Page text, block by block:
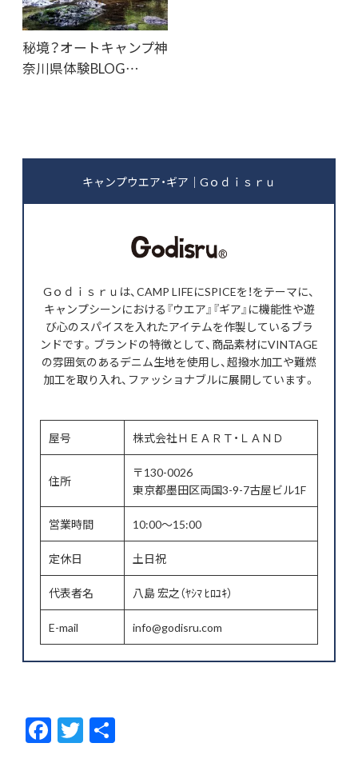
秘境？オートキャンプ神
奈川県体験BLOG…
キャンプウエア・ギア｜Gｏｄｉｓｒｕ
Gｏｄｉｓｒｕは、CAMP LIFEにSPICEを！をテーマに、
キャンプシーンにおける『ウエア』『ギア』に機能性や遊
び心のスパイスを入れたアイテムを作製しているブラ
ンドです。ブランドの特徴として、商品素材にVINTAGE
の雰囲気のあるデニム生地を使用し、超撥水加工や難燃
加工を取り入れ、ファッショナブルに展開しています。
屋号 株式会社ＨＥＡＲＴ・ＬＡＮＤ
住所
〒130-0026
東京都墨田区両国3-9-7古屋ビル1F
営業時間 10:00～15:00
定休日 土日祝
代表者名 八島 宏之（ﾔｼﾏ ﾋﾛﾕｷ）
E-mail info@godisru.com
F
ac
T
w